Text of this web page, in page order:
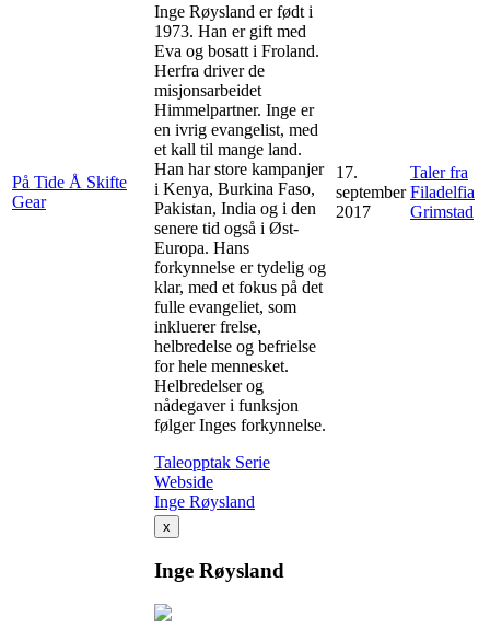
På Tide Å Skifte
Gear
Inge Røysland er født i
1973. Han er gift med
Eva og bosatt i Froland.
Herfra driver de
misjonsarbeidet
Himmelpartner. Inge er
en ivrig evangelist, med
et kall til mange land.
Han har store kampanjer
i Kenya, Burkina Faso,
Pakistan, India og i den
senere tid også i Øst-
Europa. Hans
forkynnelse er tydelig og
klar, med et fokus på det
fulle evangeliet, som
inkluerer frelse,
helbredelse og befrielse
for hele mennesket.
Helbredelser og
nådegaver i funksjon
følger Inges forkynnelse.
Taleopptak Serie
Webside
Inge Røysland
17.
september
2017
Taler fra
Filadelfia
Grimstad
x
Inge Røysland